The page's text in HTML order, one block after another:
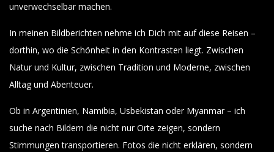
unverwechselbar machen.
In meinen Bildberichten nehme ich Dich mit auf diese Reisen –
dorthin, wo die Schönheit in den Kontrasten liegt. Zwischen
Natur und Kultur, zwischen Tradition und Moderne, zwischen
Alltag und Abenteuer.
Ob in Argentinien, Namibia, Usbekistan oder Myanmar – ich
suche nach Bildern die nicht nur Orte zeigen, sondern
Stimmungen transportieren. Fotos die nicht erklären, sondern